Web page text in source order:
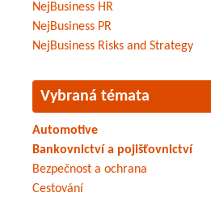
NejBusiness HR
NejBusiness PR
NejBusiness Risks and Strategy
Vybraná témata
Automotive
Bankovnictví a pojišťovnictví
Bezpečnost a ochrana
Cestování